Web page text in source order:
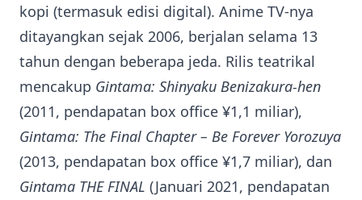
kopi (termasuk edisi digital). Anime TV-nya
ditayangkan sejak 2006, berjalan selama 13
tahun dengan beberapa jeda. Rilis teatrikal
mencakup Gintama: Shinyaku Benizakura-hen
(2011, pendapatan box office ¥1,1 miliar),
Gintama: The Final Chapter – Be Forever Yorozuya
(2013, pendapatan box office ¥1,7 miliar), dan
Gintama THE FINAL (Januari 2021, pendapatan